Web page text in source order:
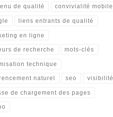
de qualité convivialité mobile
liens entrants de qualité
en ligne
de recherche mots-clés
technique
naturel seo visibilité
de chargement des pages